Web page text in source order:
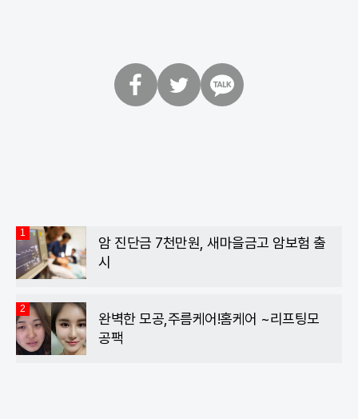
1
암 진단금 7천만원, 새마을금고 암보험 출
시
2
완벽한 모공,주름케어!홈케어 ~리프팅모
공팩